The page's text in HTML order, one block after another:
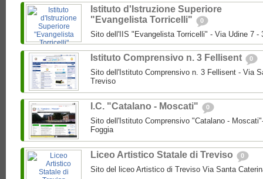
Istituto d'Istruzione Superiore
"Evangelista Torricelli"
0
Sito dell'IIS "Evangelista Torricelli" - Via Udine 7 -
Istituto Comprensivo n. 3 Fellisent 0
Sito dell'Istituto Comprensivo n. 3 Fellisent - Via
Treviso
I.C. "Catalano - Moscati" 0
Sito dell'Istituto Comprensivo "Catalano -
Foggia
Liceo Artistico Statale di Treviso 0
Sito del liceo Artistico di Treviso Via Santa